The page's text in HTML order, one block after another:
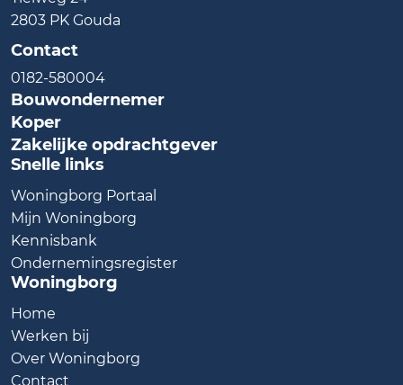
2803 PK Gouda
Contact
0182-580004
Bouwondernemer
Koper
Zakelijke opdrachtgever
Snelle links
Woningborg Portaal
Mijn Woningborg
Kennisbank
Ondernemingsregister
Woningborg
Home
Werken bij
Over Woningborg
Contact